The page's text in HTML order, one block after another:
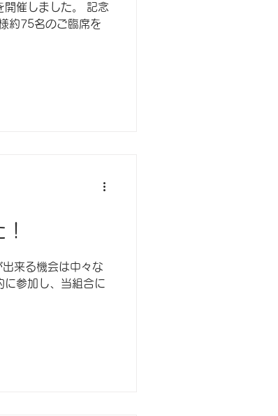
催しました。 記念
約75名のご臨席を
来る機会は中々な
に参加し、当組合に